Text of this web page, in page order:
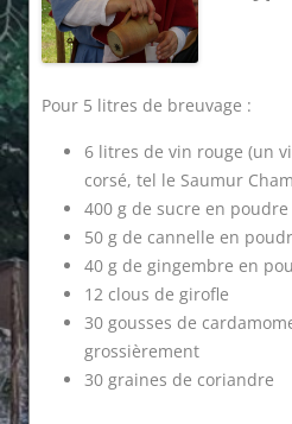
Pour 5 litres de breuvage :
6 litres de vin rouge (un
corsé, tel le Saumur
400 g de sucre en poudre
50 g de cannelle en
40 g de gingembre en
12 clous de girofle
30 gousses de
grossièrement
30 graines de coriandre